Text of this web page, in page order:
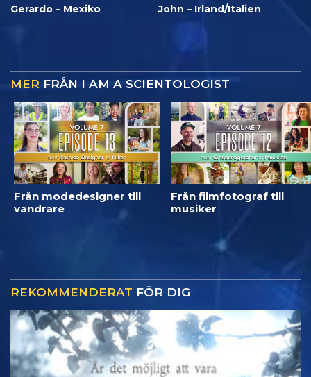
Gerardo – Mexiko John – Irland/Italien
MER FRÅN I AM A SCIENTOLOGIST
Från modedesigner till
vandrare
Från filmfotograf till
musiker
REKOMMENDERAT FÖR DIG